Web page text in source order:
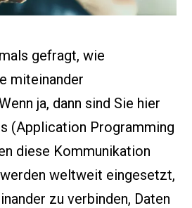
gefragt, wie
miteinander
ja, dann sind Sie hier
(Application Programming
diese Kommunikation
weltweit eingesetzt,
zu verbinden, Daten